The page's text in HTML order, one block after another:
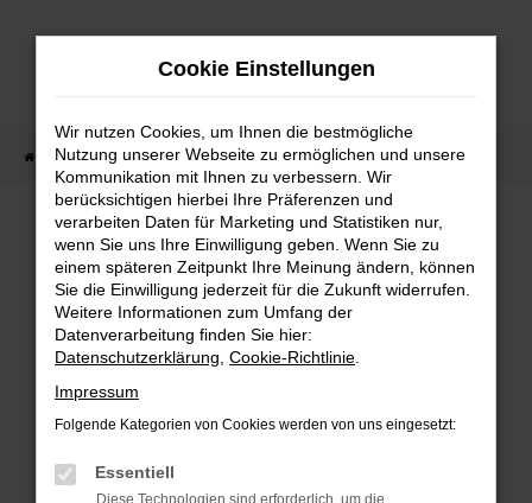
Zum
Startseite Fahrzeugangebote Fahrzeugbestand
FEHLER: NETWORK ERROR
Beim Laden ist ein Fehler aufgetreten.
Hier sind ein paar Tipps, die dir helfen können:
Überprüfe deine Firewall und deine
Laden andere Webseiten, zum Beispiel deine
Suchmaschine?
Prüfe deine Browsererweiterungen.
Cookie Einstellungen
Wir nutzen Cookies, um Ihnen die bestmögliche
Nutzung unserer Webseite zu ermöglichen und unsere
Kommunikation mit Ihnen zu verbessern. Wir
berücksichtigen hierbei Ihre Präferenzen und
verarbeiten Daten für Marketing und Statistiken nur,
wenn Sie uns Ihre Einwilligung geben. Wenn Sie zu
einem späteren Zeitpunkt Ihre Meinung ändern, können
Sie die Einwilligung jederzeit für die Zukunft widerrufen.
Weitere Informationen zum Umfang der
Datenverarbeitung finden Sie hier:
Datenschutzerklärung Cookie-Richtlinie
Impressum
Folgende Kategorien von Cookies werden von uns eingesetzt:
Essentiell
Diese Technologien sind erforderlich, um die